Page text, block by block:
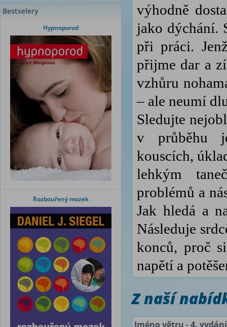
Bestselery
Hypnoporod
Rozbouřený mozek
výhodně
jako dýchání.
při práci.
přijme dar a
vzhůru
– ale neumí
Sledujte
v průběhu
kouscích,
lehkým
problémů a
Jak hledá a
Následuje
konců, proč
napětí a
Z naší
Jméno větru - 4. vydání